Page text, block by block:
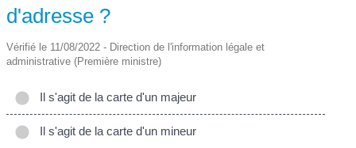
d'adresse ?
Vérifié le 11/08/2022 - Direction de l'information légale et
administrative (Première ministre)
Il s'agit de la carte d'un majeur
Il s'agit de la carte d'un mineur